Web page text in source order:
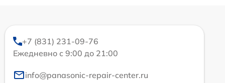
+7 (831) 231-09-76
Ежедневно с 9:00 до 21:00
info@panasonic-repair-center.ru